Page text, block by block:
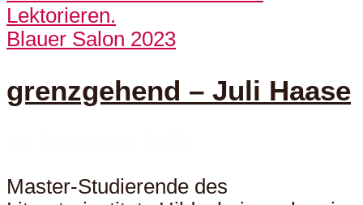
Blauer Salon 2023
grenzgehend – Juli Haase
Master-Studierende des